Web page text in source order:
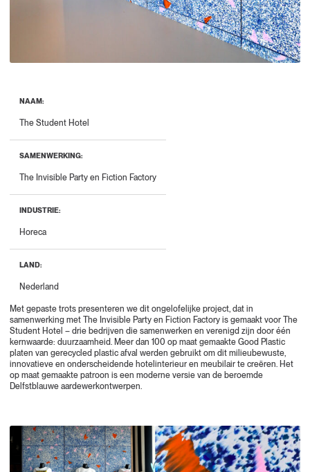
NAAM:
The Student Hotel
SAMENWERKING:
The Invisible Party en Fiction Factory
INDUSTRIE:
Horeca
LAND:
Nederland
Met gepaste trots presenteren we dit ongelofelijke project, dat in
samenwerking met The Invisible Party en Fiction Factory is gemaakt voor The
Student Hotel – drie bedrijven die samenwerken en verenigd zijn door één
kernwaarde: duurzaamheid. Meer dan 100 op maat gemaakte Good Plastic
platen van gerecycled plastic afval werden gebruikt om dit milieubewuste,
innovatieve en onderscheidende hotelinterieur en meubilair te creëren. Het
op maat gemaakte patroon is een moderne versie van de beroemde
Delfstblauwe aardewerkontwerpen.